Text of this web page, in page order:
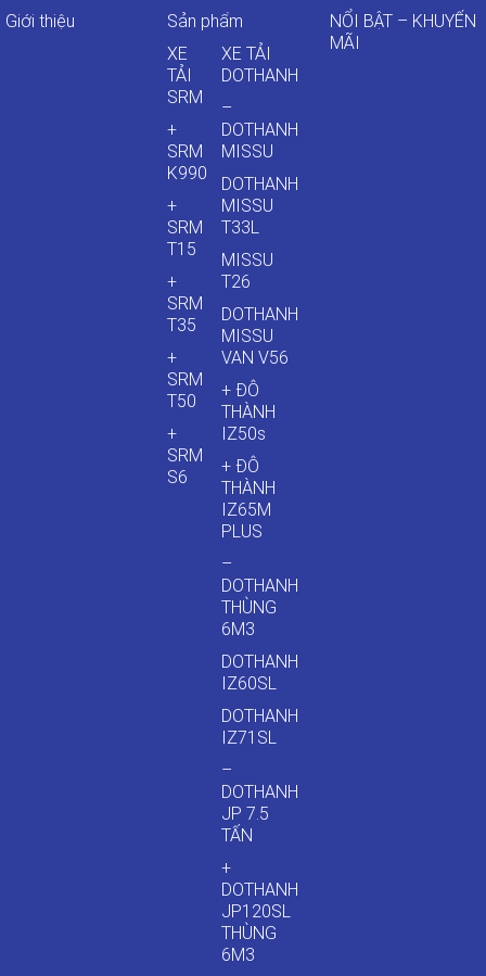
Giới thiệu
Sản phẩm
XE
TẢI
SRM
+
SRM
K990
+
SRM
T15
+
SRM
T35
+
SRM
T50
+
SRM
S6
XE TẢI
DOTHANH
–
DOTHANH
MISSU
DOTHANH
MISSU
T33L
MISSU
T26
DOTHANH
MISSU
VAN V56
+ ĐÔ
THÀNH
IZ50s
+ ĐÔ
THÀNH
IZ65M
PLUS
–
DOTHANH
THÙNG
6M3
DOTHANH
IZ60SL
DOTHANH
IZ71SL
–
DOTHANH
JP 7.5
TẤN
+
DOTHANH
JP120SL
THÙNG
6M3
NỔI BẬT – KHUYẾN
MÃI